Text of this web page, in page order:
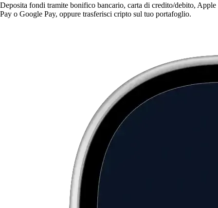
Deposita fondi tramite bonifico bancario, carta di credito/debito, Apple
Pay o Google Pay, oppure trasferisci cripto sul tuo portafoglio.